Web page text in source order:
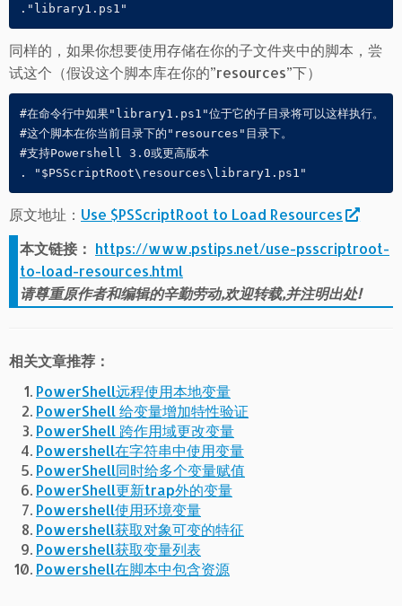
."library1.ps1"
同样的，如果你想要使用存储在你的子文件夹中的脚本，尝
试这个（假设这个脚本库在你的”resources”下）
#在命令行中如果"library1.ps1"位于它的子目录将可以这样执行。
#这个脚本在你当前目录下的"resources"目录下。
#支持Powershell 3.0或更高版本
. "$PSScriptRoot\resources\library1.ps1"
原文地址： Use $PSScriptRoot to Load Resources
本文链接： https://www.pstips.net/use-psscriptroot-
to-load-resources.html
请尊重原作者和编辑的辛勤劳动,欢迎转载,并注明出处!
相关文章推荐：
PowerShell远程使用本地变量
PowerShell 给变量增加特性验证
PowerShell 跨作用域更改变量
Powershell在字符串中使用变量
PowerShell同时给多个变量赋值
PowerShell更新trap外的变量
Powershell使用环境变量
Powershell获取对象可变的特征
Powershell获取变量列表
Powershell在脚本中包含资源